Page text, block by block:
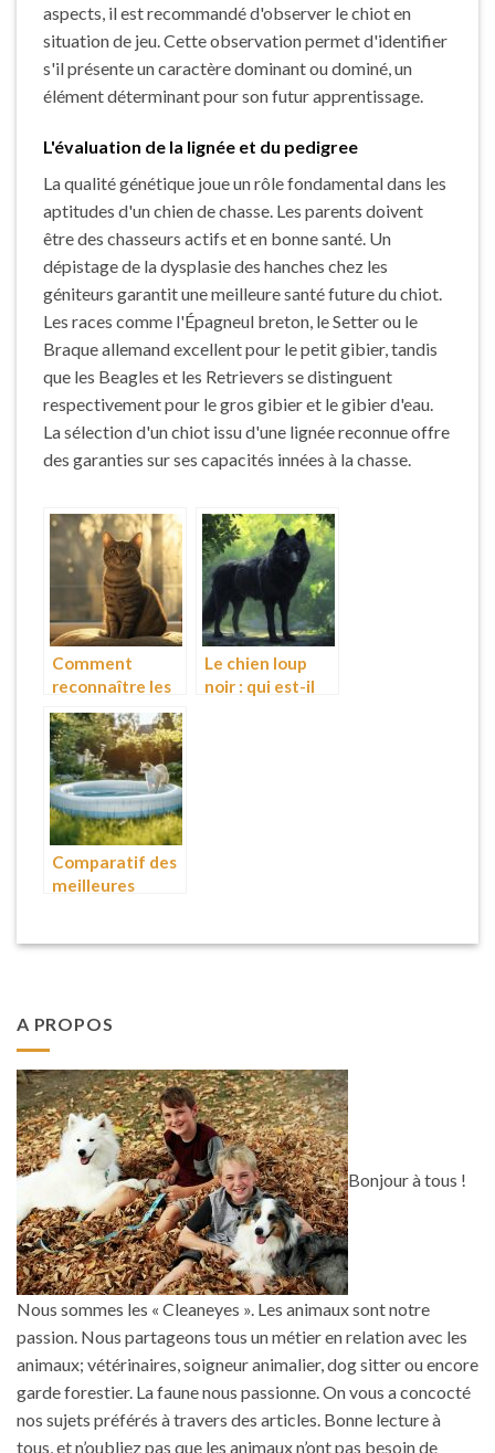
aspects, il est recommandé d'observer le chiot en
situation de jeu. Cette observation permet d'identifier
s'il présente un caractère dominant ou dominé, un
élément déterminant pour son futur apprentissage.
L'évaluation de la lignée et du pedigree
La qualité génétique joue un rôle fondamental dans les
aptitudes d'un chien de chasse. Les parents doivent
être des chasseurs actifs et en bonne santé. Un
dépistage de la dysplasie des hanches chez les
géniteurs garantit une meilleure santé future du chiot.
Les races comme l'Épagneul breton, le Setter ou le
Braque allemand excellent pour le petit gibier, tandis
que les Beagles et les Retrievers se distinguent
respectivement pour le gros gibier et le gibier d'eau.
La sélection d'un chiot issu d'une lignée reconnue offre
des garanties sur ses capacités innées à la chasse.
Comment
reconnaître les
chaleurs de
votre chatte et
adapter ses
repas ?
Le chien loup
noir : qui est-il
Comparatif des
meilleures
piscine
A PROPOS
Bonjour à tous !
Nous sommes les « Cleaneyes ». Les animaux sont notre
passion. Nous partageons tous un métier en relation avec les
animaux; vétérinaires, soigneur animalier, dog sitter ou encore
garde forestier. La faune nous passionne. On vous a concocté
nos sujets préférés à travers des articles. Bonne lecture à
tous, et n’oubliez pas que les animaux n’ont pas besoin de